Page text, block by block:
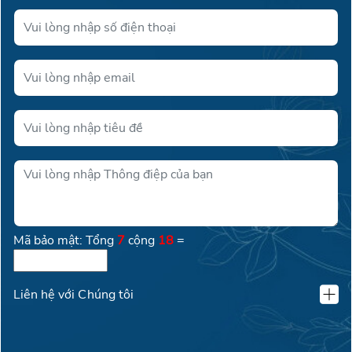
Mã bảo mật: Tổng 7cộng 18=
Liên hệ với Chúng tôi